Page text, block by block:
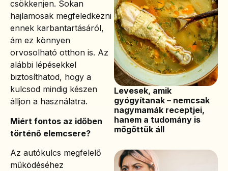
csökkenjen. Sokan
hajlamosak megfeledkezni
ennek karbantartásáról,
ám ez könnyen
orvosolható otthon is. Az
alábbi lépésekkel
biztosíthatod, hogy a
kulcsod mindig készen
álljon a használatra.
Miért fontos az időben
történő elemcsere?
Az autókulcs megfelelő
működéséhez
Levesek, amik
gyógyítanak – nemcsak
nagymamák receptjei,
hanem a tudomány is
mögöttük áll